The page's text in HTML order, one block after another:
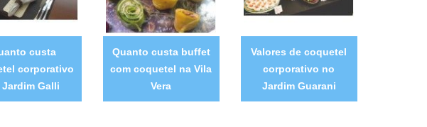
custa
corporativo
Jardim Galli
Quanto custa buffet
com coquetel na Vila
Vera
Valores de coquetel
corporativo no
Jardim Guarani